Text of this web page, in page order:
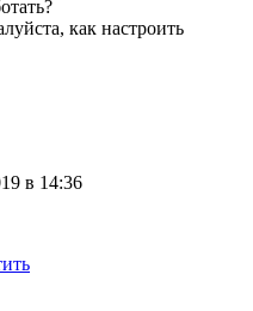
как настроить
в 14:36